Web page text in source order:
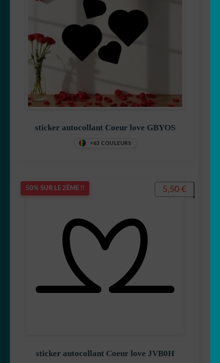
sticker autocollant Coeur love GBYOS
+63 COULEURS
50% SUR LE 2ÈME !!
sticker autocollant Coeur love JVB0H
5,50 €